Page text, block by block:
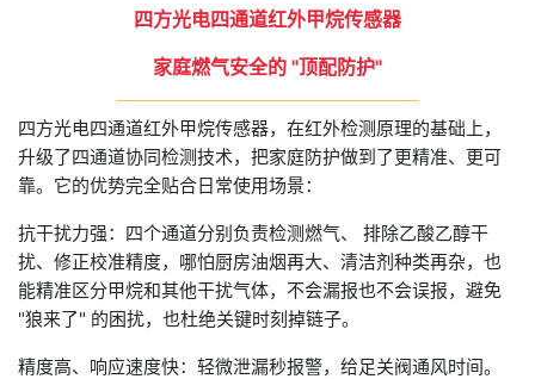
四方光电四通道红外甲烷传感器
家庭燃气安全的 "顶配防护"
四方光电四通道红外甲烷传感器，在红外检测原理的基础上，
升级了四通道协同检测技术，把家庭防护做到了更精准、更可
靠。它的优势完全贴合日常使用场景：
抗干扰力强：四个通道分别负责检测燃气、 排除乙酸乙醇干
扰、修正校准精度，哪怕厨房油烟再大、清洁剂种类再杂，也
能精准区分甲烷和其他干扰气体，不会漏报也不会误报，避免
"狼来了" 的困扰，也杜绝关键时刻掉链子。
精度高、响应速度快：轻微泄漏秒报警，给足关阀通风时间。